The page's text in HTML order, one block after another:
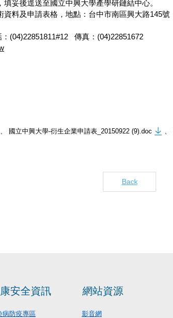
填妥後逕送至國立中興大學產學研鏈結中心。
資料及申請表格，地點：台中市南區興大路145號
(04)22851811#12 傳真：(04)22851672
、 國立中興大學-衍生企業申請表_20150922 (9).doc 、
Back
安全資訊
病防疫專區
網站資源
影音網